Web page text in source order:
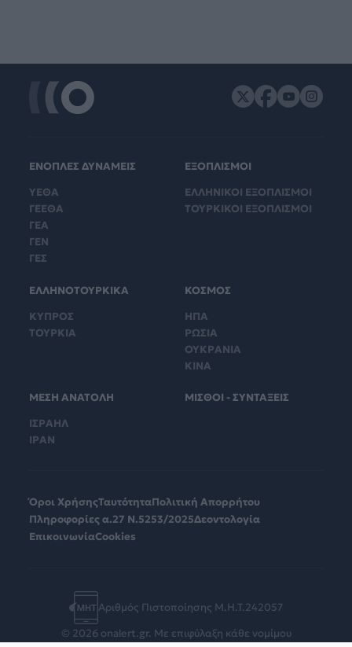
ΕΝΟΠΛΕΣ ΔΥΝΑΜΕΙΣ
ΥΕΘΑ
ΓΕΕΘΑ
ΓΕΑ
ΓΕΝ
ΓΕΣ
ΕΞΟΠΛΙΣΜΟΙ
ΕΛΛΗΝΙΚΟΙ ΕΞΟΠΛΙΣΜΟΙ
ΤΟΥΡΚΙΚΟΙ ΕΞΟΠΛΙΣΜΟΙ
ΕΛΛΗΝΟΤΟΥΡΚΙΚΑ
ΚΥΠΡΟΣ
ΤΟΥΡΚΙΑ
ΚΟΣΜΟΣ
ΗΠΑ
ΡΩΣΙΑ
ΟΥΚΡΑΝΙΑ
ΚΙΝΑ
ΜΕΣΗ ΑΝΑΤΟΛΗ
ΙΣΡΑΗΛ
ΙΡΑΝ
ΜΙΣΘΟΙ - ΣΥΝΤΑΞΕΙΣ
Όροι ΧρήσηςΤαυτότηταΠολιτική Απορρήτου
Πληροφορίες α.27 Ν.5253/2025Δεοντολογία
ΕπικοινωνίαCookies
Αριθμός Πιστοποίησης Μ.Η.Τ.242057
© 2026 onalert.gr. Με επιφύλαξη κάθε νομίμου